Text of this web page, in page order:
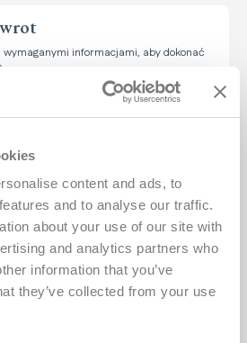
content and ads, to
and to analyse our traffic.
about your use of our site with
and analytics partners who
information that you’ve
they’ve collected from your use
informacjami, aby dokonać
które pomogą Ci korzystać z
je montować.
że w celu rejestracji produktu i lub do
można również posłużyć się
się na etykiecie kartonu.